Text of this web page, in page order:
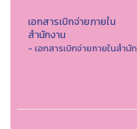
เอกสารเบิกจ่ายภายใน
สำนักงาน
- เอกสารเบิกจ่ายภายในสำนัก